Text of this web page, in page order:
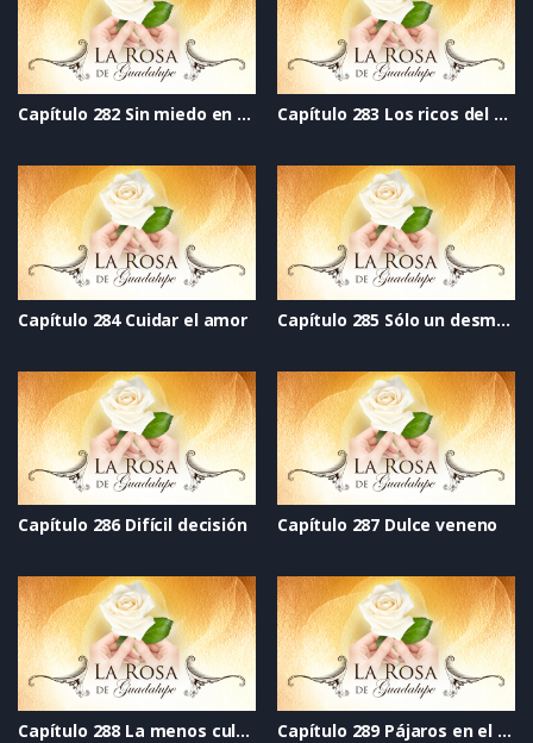
Capítulo 282 Sin miedo en el corazón Capítulo 283 Los ricos del corazón
Capítulo 284 Cuidar el amor Capítulo 285 Sólo un desmayo (Choking game)
Capítulo 286 Difícil decisión Capítulo 287 Dulce veneno
Capítulo 288 La menos culpable Capítulo 289 Pájaros en el alambre